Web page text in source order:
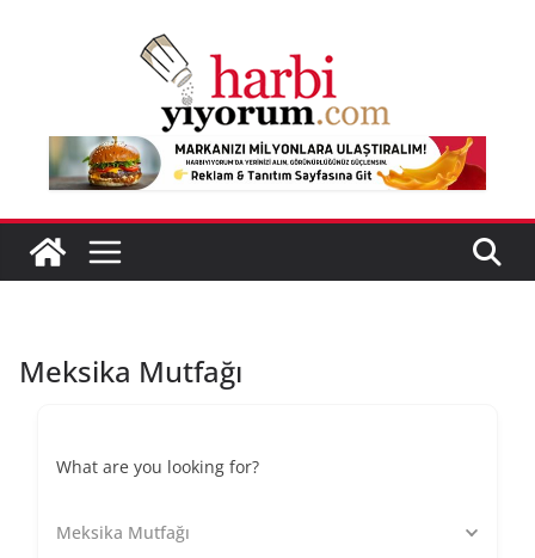
Meksika Mutfağı
What are you looking for?
Meksika Mutfağı